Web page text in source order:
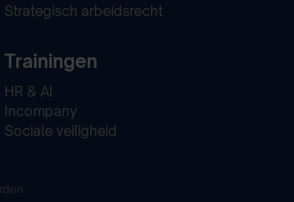
Strategisch arbeidsrecht
Trainingen
HR & AI
Incompany
Sociale veiligheid